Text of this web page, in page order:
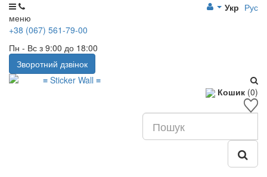
меню
Укр Рус
+38 (067) 561-79-00
Пн - Вс з 9:00 до 18:00
Зворотний дзвінок
Кошик (0)